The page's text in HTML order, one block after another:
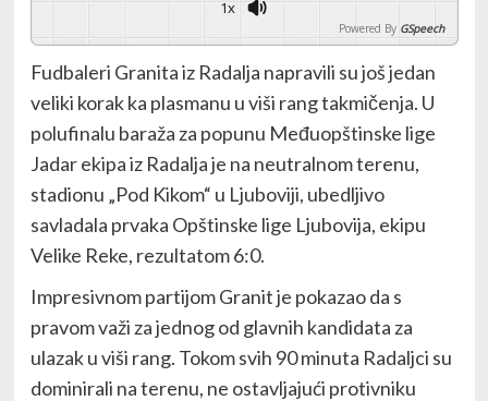
1x
Powered By GSpeech
Fudbaleri Granita iz Radalja napravili su još jedan
veliki korak ka plasmanu u viši rang takmičenja. U
polufinalu baraža za popunu Međuopštinske lige
Jadar ekipa iz Radalja je na neutralnom terenu,
stadionu „Pod Kikom“ u Ljuboviji, ubedljivo
savladala prvaka Opštinske lige Ljubovija, ekipu
Velike Reke, rezultatom 6:0.
Impresivnom partijom Granit je pokazao da s
pravom važi za jednog od glavnih kandidata za
ulazak u viši rang. Tokom svih 90 minuta Radaljci su
dominirali na terenu, ne ostavljajući protivniku